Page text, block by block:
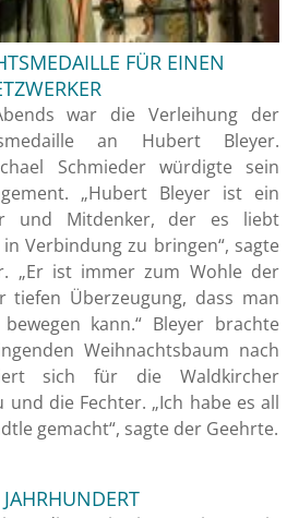
FÜR EINEN
war die Verleihung der
an Hubert Bleyer.
Schmieder würdigte sein
„Hubert Bleyer ist ein
und Mitdenker, der es liebt
Verbindung zu bringen“, sagte
„Er ist immer zum Wohle der
tiefen Überzeugung, dass man
kann.“ Bleyer brachte
Weihnachtsbaum nach
sich für die Waldkircher
und die Fechter. „Ich habe es all
gemacht“, sagte der Geehrte.